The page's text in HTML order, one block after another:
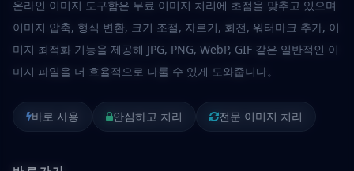
온라인 이미지 도구함은 무료 이미지 처리에 초점을 맞추고 있으며
이미지 압축, 형식 변환, 크기 조절, 자르기, 회전, 워터마크 추가, 이
미지 최적화 기능을 제공해 JPG, PNG, WebP, GIF 같은 일반적인 이
미지 파일을 더 효율적으로 다룰 수 있게 도와줍니다。
바로 사용 안심하고 처리 전문 이미지 처리